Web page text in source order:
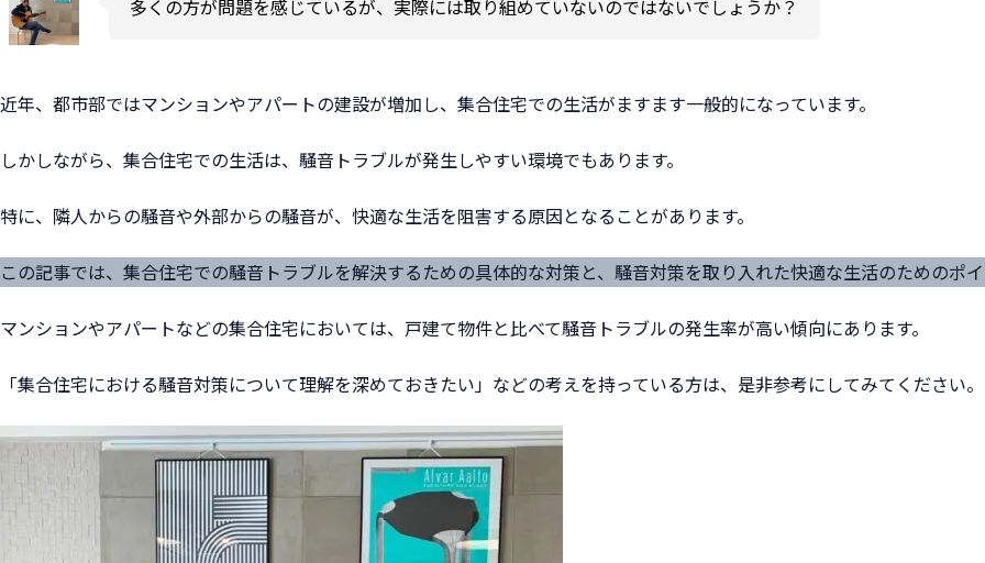
多くの方が問題を感じているが、実際には取り組めていないのではないでしょうか？
近年、都市部ではマンションやアパートの建設が増加し、集合住宅での生活がますます一般的になっています。
しかしながら、集合住宅での生活は、騒音トラブルが発生しやすい環境でもあります。
特に、隣人からの騒音や外部からの騒音が、快適な生活を阻害する原因となることがあります。
この記事では、集合住宅での騒音トラブルを解決するための具体的な対策と、騒音対策を取り入れた快適な生活のためのポ
マンションやアパートなどの集合住宅においては、戸建て物件と比べて騒音トラブルの発生率が高い傾向にあります。
「集合住宅における騒音対策について理解を深めておきたい」などの考えを持っている方は、是非参考にしてみてください。